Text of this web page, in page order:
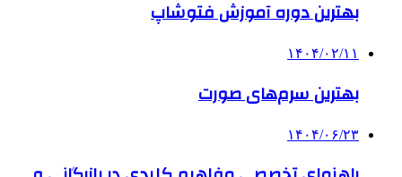
بهترین دوره آموزش فتوشاپ
۱۴۰۴/۰۲/۱۱
بهترین سرم‌های صورت
۱۴۰۴/۰۶/۲۳